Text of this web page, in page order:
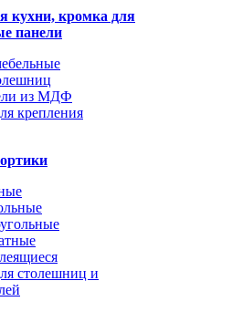
кухни, кромка для
панели
из МДФ
крепления
столешниц и